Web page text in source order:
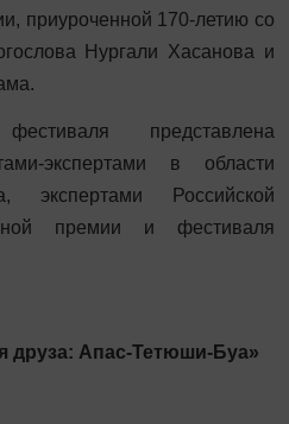
приуроченной 170-летию со
Нургали Хасанова и
представлена
экспертами в области
экспертами Российской
премии и фестиваля
друза: Апас-Тетюши-Буа»